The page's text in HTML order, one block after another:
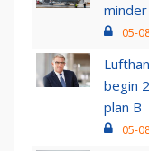
05-
begin
plan B
05-